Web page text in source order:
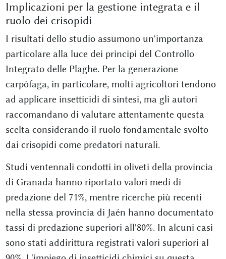
Implicazioni per la gestione integrata e il
ruolo dei crisopidi
I risultati dello studio assumono un'importanza
particolare alla luce dei principi del Controllo
Integrato delle Plaghe. Per la generazione
carpòfaga, in particolare, molti agricoltori tendono
ad applicare insetticidi di sintesi, ma gli autori
raccomandano di valutare attentamente questa
scelta considerando il ruolo fondamentale svolto
dai crisopidi come predatori naturali.
Studi ventennali condotti in oliveti della provincia
di Granada hanno riportato valori medi di
predazione del 71%, mentre ricerche più recenti
nella stessa provincia di Jaén hanno documentato
tassi di predazione superiori all'80%. In alcuni casi
sono stati addirittura registrati valori superiori al